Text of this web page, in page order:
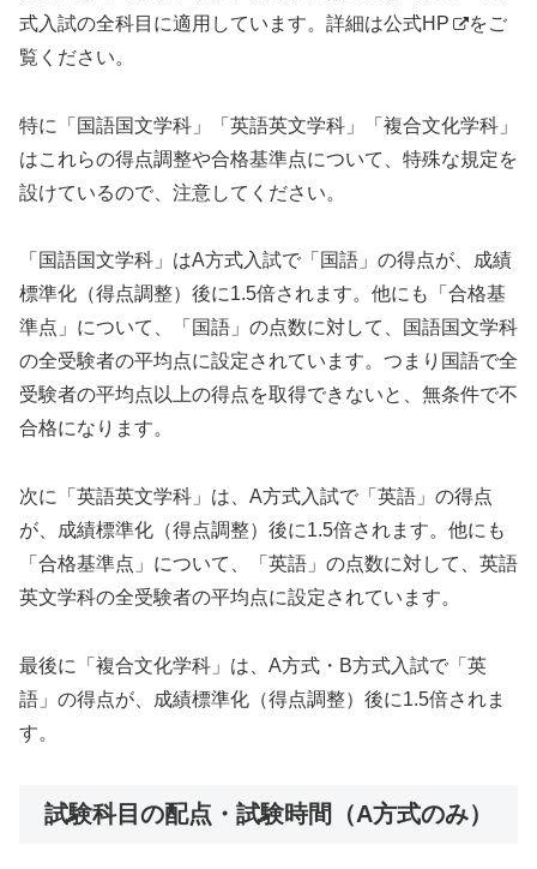
式入試の全科目に適用しています。 詳細は公式HP
をご
覧ください。
特に「国語国文学科」「英語英文学科」「複合文化学科」
はこれらの得点調整や合格基準点について、特殊な規定を
設けているので、注意してください。
「国語国文学科」はA方式入試で「国語」の得点が、成績
標準化（得点調整）後に1.5倍されます。他にも「合格基
準点」について、「国語」の点数に対して、国語国文学科
の全受験者の平均点に設定されています。つまり国語で全
受験者の平均点以上の得点を取得できないと、無条件で不
合格になります。
次に「英語英文学科」は、A方式入試で「英語」の得点
が、成績標準化（得点調整）後に1.5倍されます。他にも
「合格基準点」について、「英語」の点数に対して、英語
英文学科の全受験者の平均点に設定されています。
最後に「複合文化学科」は、A方式・B方式入試で「英
語」の得点が、成績標準化（得点調整）後に1.5倍されま
す。
試験科目の配点・試験時間（A方式のみ）